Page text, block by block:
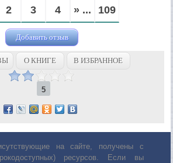
2 3 4 » ... 109
Добавить отзыв
О КНИГЕ В ИЗБРАННОЕ
5
на сайте, получены с
ресурсов. Если вы